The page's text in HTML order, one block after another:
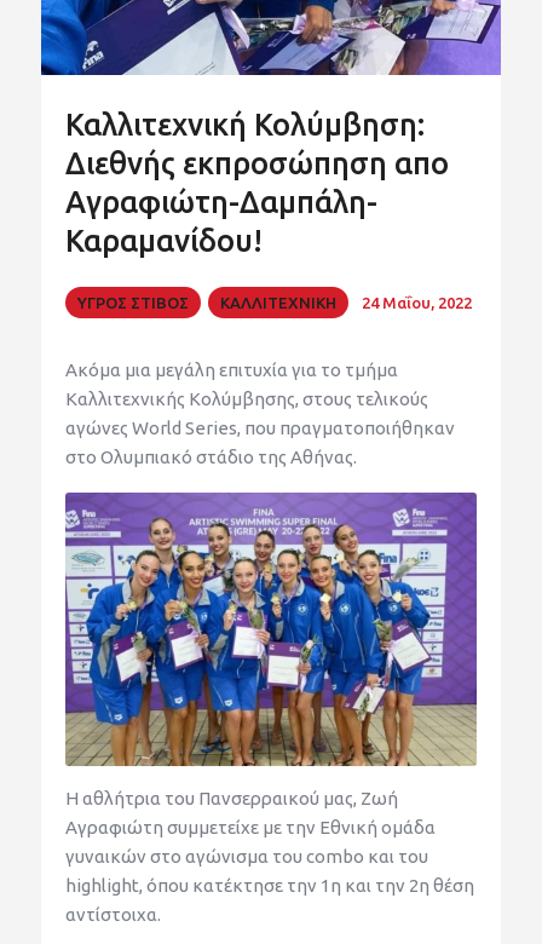
Καλλιτεχνική Κολύμβηση:
Διεθνής εκπροσώπηση απο
Αγραφιώτη-Δαμπάλη-
Καραμανίδου!
ΥΓΡΟΣ ΣΤΙΒΟΣ ΚΑΛΛΙΤΕΧΝΙΚΗ 24 Μαΐου, 2022
Ακόμα μια μεγάλη επιτυχία για το τμήμα
Καλλιτεχνικής Κολύμβησης, στους τελικούς
αγώνες World Series, που πραγματοποιήθηκαν
στο Ολυμπιακό στάδιο της Αθήνας.
Η αθλήτρια του Πανσερραικού μας, Ζωή
Αγραφιώτη συμμετείχε με την Εθνική ομάδα
γυναικών στο αγώνισμα του combo και του
highlight, όπου κατέκτησε την 1η και την 2η θέση
αντίστοιχα.